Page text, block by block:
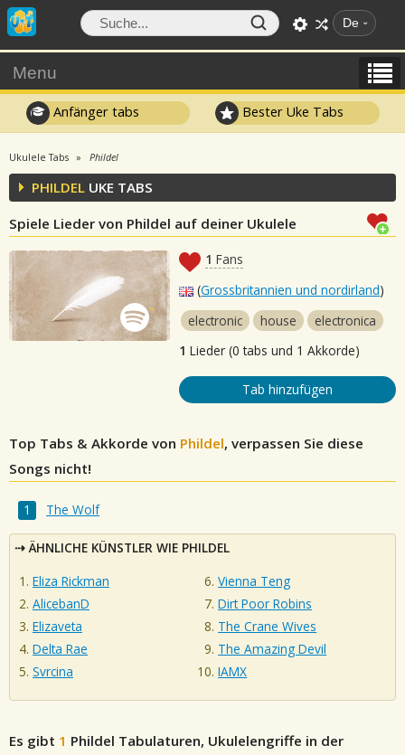
De
Menu
Anfänger tabs Bester Uke Tabs
Ukulele Tabs Phildel
PHILDEL UKE TABS
Spiele Lieder von Phildel auf deiner Ukulele
1 Fans
(Grossbritannien und nordirland)
electronic
house
electronica
1 Lieder (0 tabs und 1 Akkorde)
Tab hinzufügen
Top Tabs & Akkorde von Phildel, verpassen Sie diese
Songs nicht!
The Wolf
ÄHNLICHE KÜNSTLER WIE PHILDEL
Eliza Rickman
AlicebanD
Elizaveta
Delta Rae
Svrcina
Vienna Teng
Dirt Poor Robins
The Crane Wives
The Amazing Devil
IAMX
Es gibt 1 Phildel Tabulaturen, Ukulelengriffe in der